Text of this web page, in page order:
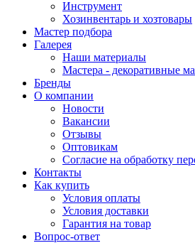
Инструмент
Хозинвентарь и хозтовары
Мастер подбора
Галерея
Наши материалы
Мастера - декоративные
Бренды
О компании
Новости
Вакансии
Отзывы
Оптовикам
Cогласие на обработку
Контакты
Как купить
Условия оплаты
Условия доставки
Гарантия на товар
Вопрос-ответ